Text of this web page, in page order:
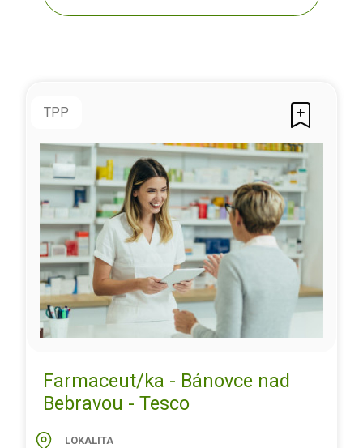
TPP
Farmaceut/ka - Bánovce nad
Bebravou - Tesco
LOKALITA